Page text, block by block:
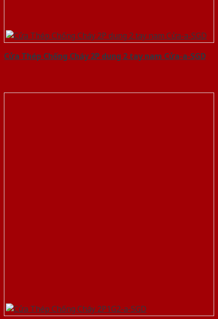
Cửa Thép Chống Cháy 2P dung 2 tay nam Cửa-a-SGD